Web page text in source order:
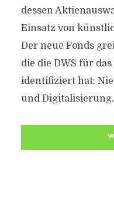
dessen
Einsatz von
Der neue Fonds
die die DWS für
identifiziert hat:
und Digitalisierung.